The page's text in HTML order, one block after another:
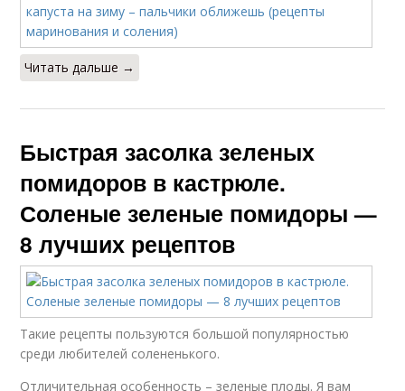
Читать дальше →
Быстрая засолка зеленых
помидоров в кастрюле.
Соленые зеленые помидоры —
8 лучших рецептов
Такие рецепты пользуются большой популярностью
среди любителей солененького.
Отличительная особенность – зеленые плоды. Я вам